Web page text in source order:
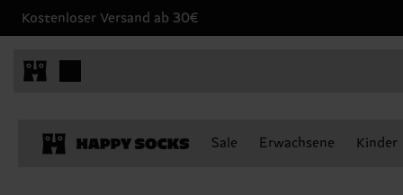
Kostenloser Versand ab 30€
Sale Erwachsene Kinder